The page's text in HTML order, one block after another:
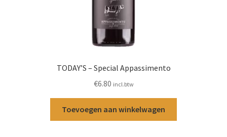
TODAY’S – Special Appassimento
€6.80 incl.btw
Toevoegen aan winkelwagen